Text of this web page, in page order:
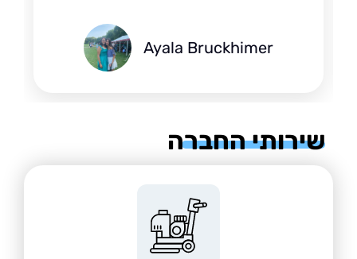
Ayala Bruckhimer
החברה